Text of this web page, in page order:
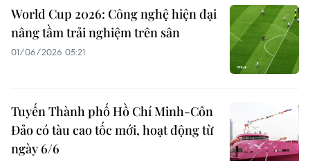
World Cup 2026: Công nghệ hiện đại
nâng tầm trải nghiệm trên sân
01/06/2026 05:21
Tuyến Thành phố Hồ Chí Minh-Côn
Đảo có tàu cao tốc mới, hoạt động từ
ngày 6/6